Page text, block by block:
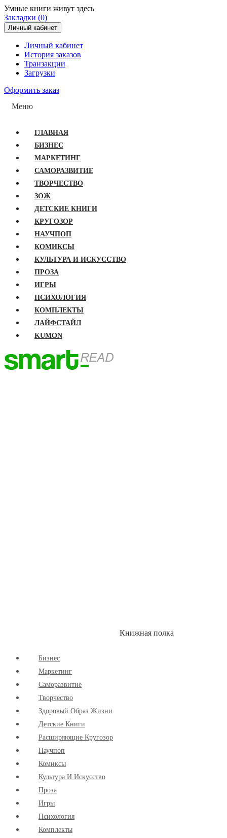
Умные книги живут здесь
Закладки (0)
Личный кабинет
Личный кабинет
История заказов
Транзакции
Загрузки
Оформить заказ
Меню
ГЛАВНАЯ
БИЗНЕС
МАРКЕТИНГ
САМОРАЗВИТИЕ
ТВОРЧЕСТВО
ЗОЖ
ДЕТСКИЕ КНИГИ
КРУГОЗОР
НАУЧПОП
КОМИКСЫ
КУЛЬТУРА И ИСКУССТВО
ПРОЗА
ИГРЫ
ПСИХОЛОГИЯ
КОМПЛЕКТЫ
ЛАЙФСТАЙЛ
KUMON
Книжная полка
Бизнес
Маркетинг
Cаморазвитие
Творчество
Здоровый Образ Жизни
Детские Книги
Расширяющие Кругозор
Научпоп
Комиксы
Культура И Искусство
Проза
Игры
Психология
Комплекты